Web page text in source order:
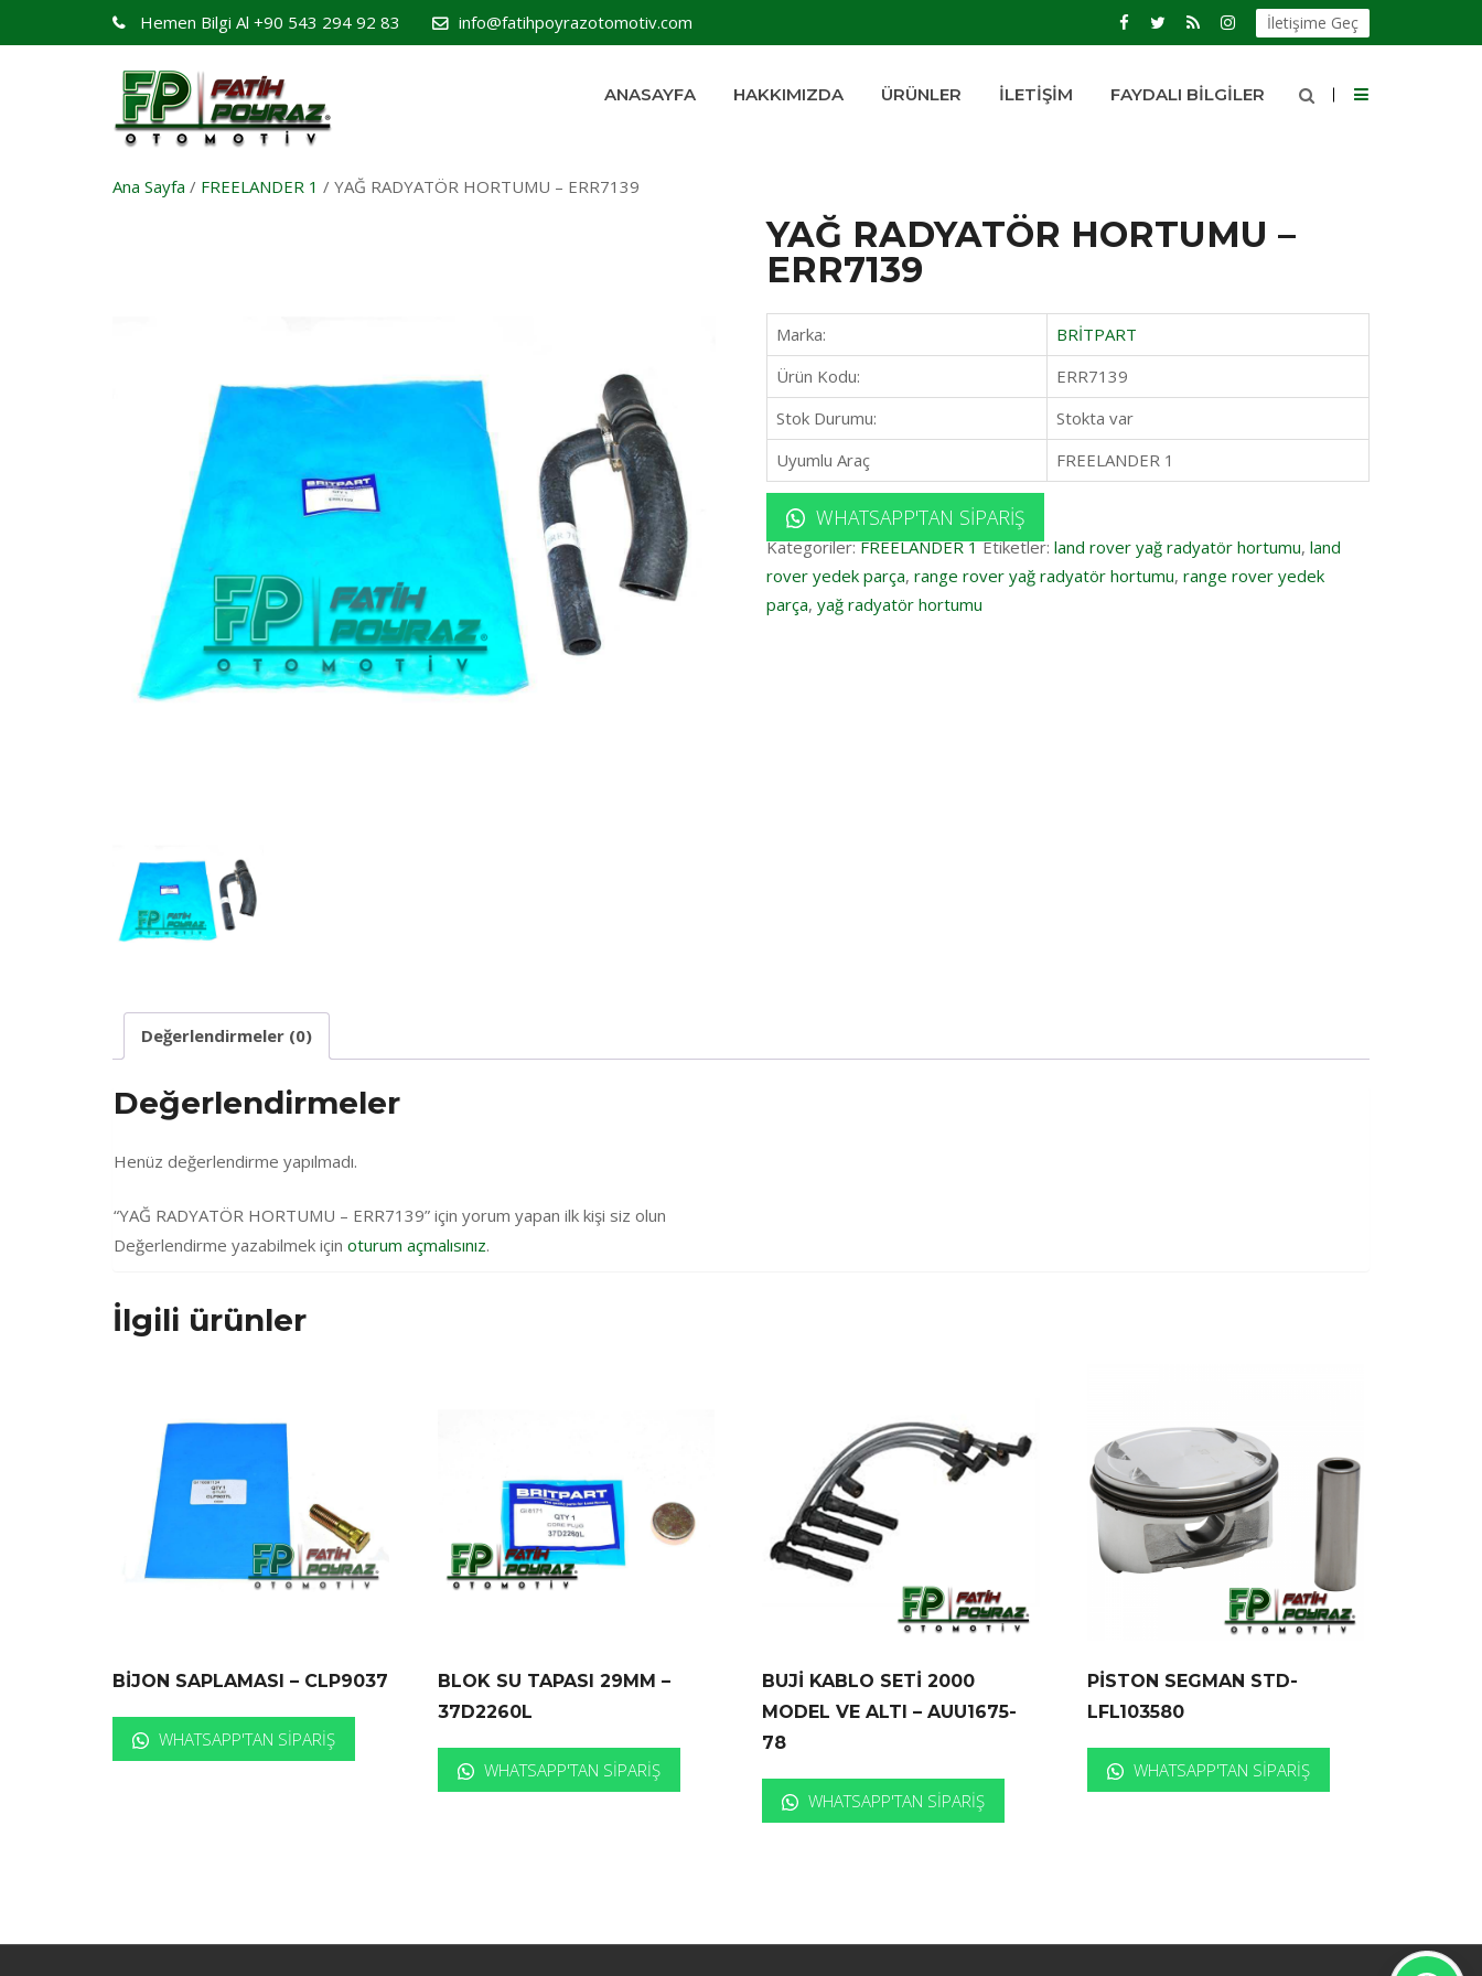
Hemen Bilgi Al +90 543 294 92 83 info@fatihpoyrazotomotiv.com İletişime Geç
ANASAYFA HAKKIMIZDA ÜRÜNLER İLETIŞIM FAYDALI BILGILER
Ana Sayfa / FREELANDER 1 / YAĞ RADYATÖR HORTUMU – ERR7139
YAĞ RADYATÖR HORTUMU –
ERR7139
Marka:
BRİTPART
Ürün Kodu:
ERR7139
Stok Durumu:
Stokta var
Uyumlu Araç
FREELANDER 1
WHATSAPP'TAN SIPARIŞ
Kategoriler:FREELANDER 1 Etiketler: land rover yağ radyatör hortumu, land
rover yedek parça, range rover yağ radyatör hortumu, range rover yedek
parça, yağ radyatör hortumu
Değerlendirmeler (0)
Değerlendirmeler
Henüz değerlendirme yapılmadı.
“YAĞ RADYATÖR HORTUMU – ERR7139” için yorum yapan ilk kişi siz olun
Değerlendirme yazabilmek için oturum açmalısınız.
İlgili ürünler
BİJON SAPLAMASI – CLP9037
WHATSAPP'TAN SIPARIŞ
BLOK SU TAPASI 29MM –
37D2260L
WHATSAPP'TAN SIPARIŞ
BUJİ KABLO SETİ 2000
MODEL VE ALTI – AUU1675-
78
WHATSAPP'TAN SIPARIŞ
PİSTON SEGMAN STD-
LFL103580
WHATSAPP'TAN SIPARIŞ